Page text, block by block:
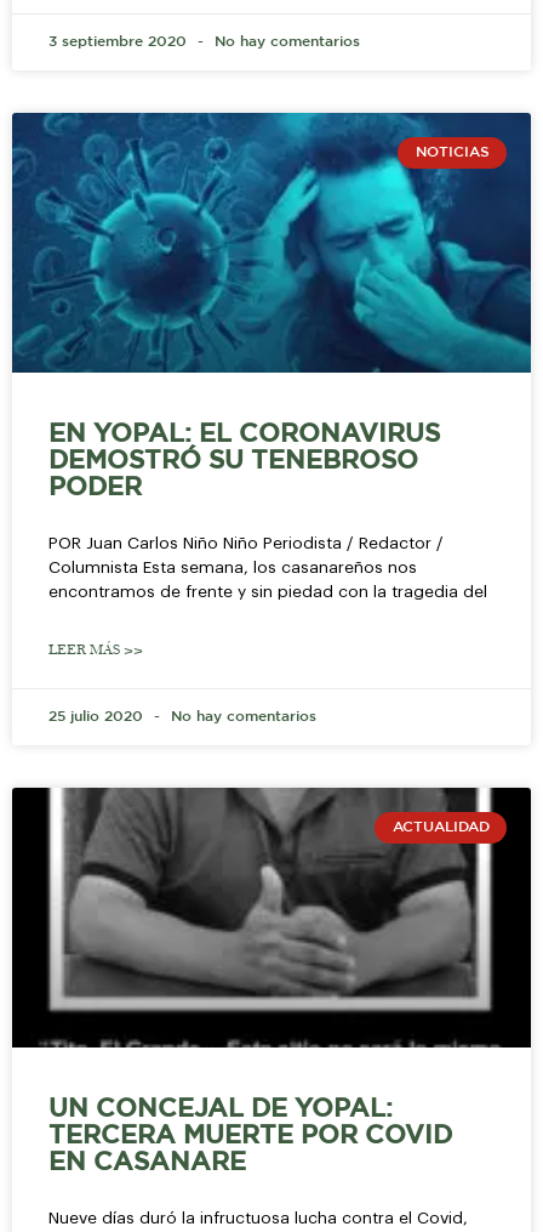
3 septiembre 2020 No hay comentarios
NOTICIAS
EN YOPAL: EL CORONAVIRUS
DEMOSTRÓ SU TENEBROSO
PODER
POR Juan Carlos Niño Niño Periodista / Redactor /
Columnista Esta semana, los casanareños nos
encontramos de frente y sin piedad con la tragedia del
LEER MÁS >>
25 julio 2020 No hay comentarios
ACTUALIDAD
UN CONCEJAL DE YOPAL:
TERCERA MUERTE POR COVID
EN CASANARE
Nueve días duró la infructuosa lucha contra el Covid,